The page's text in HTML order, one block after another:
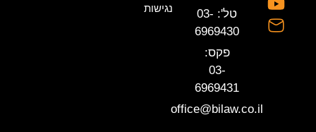
נגישות
טל': 03-
6969430
פקס:
03-
6969431
office@bilaw.co.il